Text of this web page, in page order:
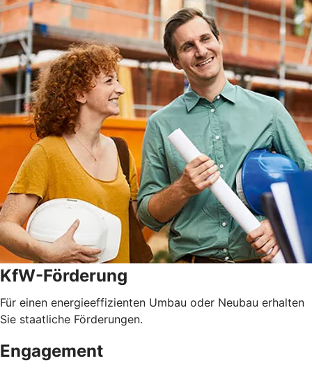
KfW-Förderung
Für einen energieeffizienten Umbau oder Neubau erhalten
Sie staatliche Förderungen.
Engagement